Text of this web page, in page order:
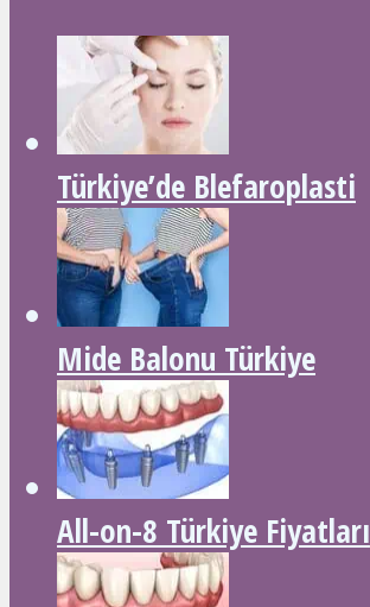
Türkiye’de Blefaroplasti
Mide Balonu Türkiye
All-on-8 Türkiye Fiyatları